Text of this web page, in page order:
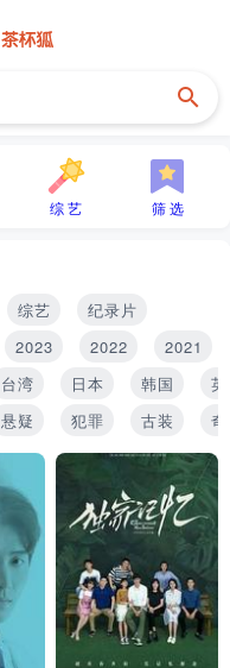
综 艺 筛 选
综艺
纪录片
2023 2022
2021
台湾 日本 韩国
悬疑 犯罪 古装